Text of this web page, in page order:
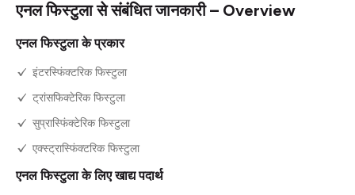
एनल फिस्टुला से संबंधित जानकारी – Overview
एनल फिस्टुला के प्रकार
इंटरस्फिंक्टरिक फिस्टुला
ट्रांसफिक्टेरिक फिस्टुला
सुप्रास्फिंक्टेरिक फिस्टुला
एक्स्ट्रास्फिंक्टरिक फिस्टुला
एनल फिस्टुला के लिए खाद्य पदार्थ